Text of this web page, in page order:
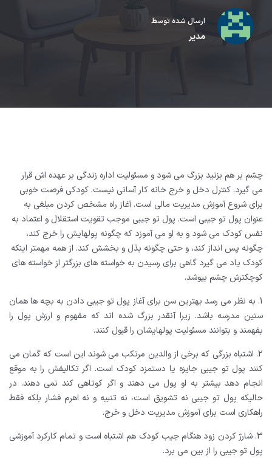
ارسال شده توسط
مدیر
چشم بر هم بزنید بزرگ می شود و مسئولیت اداره زندگی بر عهده اش قرار
می گیرد. کنترل دخل و خرج خانه کار آسانی نیست. کودکی فرصت خوبی
برای شروع آموزش مدیریت مالی است. آغاز راه مشخص کردن مبلغی به
عنوان پول تو جیبی است. پول تو جیبی موجب تقویت استقلال و اعتماد به
نفس کودک می شود و به او می آموزد که چگونه پولهایش را خرج کند،
چگونه پس انداز کند، و حتی چگونه بذل و بخشش کند. از همه مهمتر اینکه
کودک یاد می گیرد گاهی برای رسیدن به خواسته های بزرگتر از خواسته های
کوچکترش چشم بپوشد.
1. به نظر می رسد بهترین سن برای آغاز پول تو جیبی دادن به بچه ها همان
سنین مدرسه باشد. زیرا آنقدر بزرگ شده اند که مفهوم و ارزش پول را
بفهمند و بتوانند مسئولیت پولهایشان را قبول کنند.
2. اشتباه بزرگی که برخی از والدین مرتکب می شوند این است که گمان می
کنند پول تو جیبی جایزه یا دستمزد کودک است. اگر تکالیفش را به موقع
انجام دهد بیشتر به او پول می دهند و اگر کوتاهی کند نمی دهند. در
حالیکه پول تو جیبی نه تشویق است، نه تنبیه و نه اهرم فشار بلکه فقط
راهکاری است برای آموزش مدیریت دخل و خرج.
3. شارژ کردن زود هنگام جیب کودک هم اشتباه است و تمام کارکرد آموزشی
پول تو جیبی را از بین می برد.